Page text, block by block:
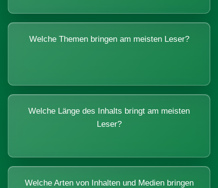
Welche Themen bringen am meisten Leser?
Welche Länge des Inhalts bringt am meisten
Leser?
Welche Arten von Inhalten und Medien bringen